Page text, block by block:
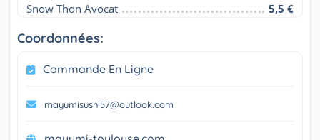
Snow Thon Avocat
5,5 €
Coordonnées:
Commande En Ligne
mayumisushi57@outlook.com